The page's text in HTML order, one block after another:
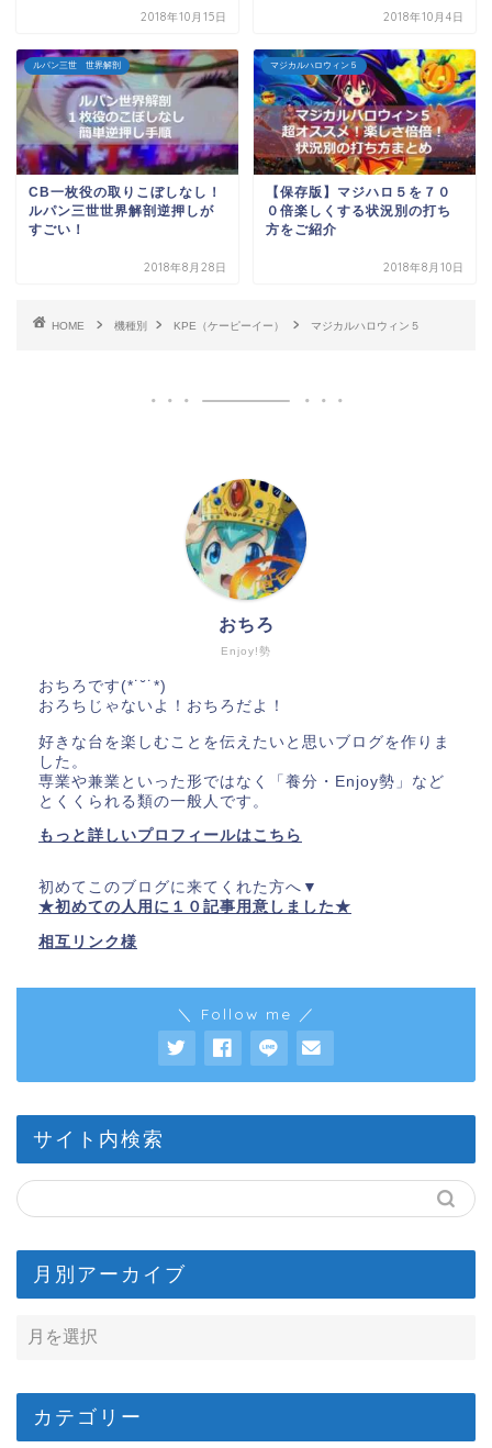
2018年10月15日 2018年10月4日
ルパン三世 世界解剖
CB一枚役の取りこぼしなし！
ルパン三世世界解剖逆押しが
すごい！
2018年8月28日
マジカルハロウィン５
【保存版】マジハロ５を７０
０倍楽しくする状況別の打ち
方をご紹介
2018年8月10日
HOME 機種別 KPE（ケーピーイー） マジカルハロウィン５
Enjoy!勢
おちろ
おちろです(*˙˘˙*)
おろちじゃないよ！おちろだよ！
好きな台を楽しむことを伝えたいと思いブログを作りま
した。
専業や兼業といった形ではなく「養分・Enjoy勢」など
とくくられる類の一般人です。
もっと詳しいプロフィールはこちら
初めてこのブログに来てくれた方へ▼
★初めての人用に１０記事用意しました★
相互リンク様
＼ Follow me ／
サイト内検索
月別アーカイブ
カテゴリー